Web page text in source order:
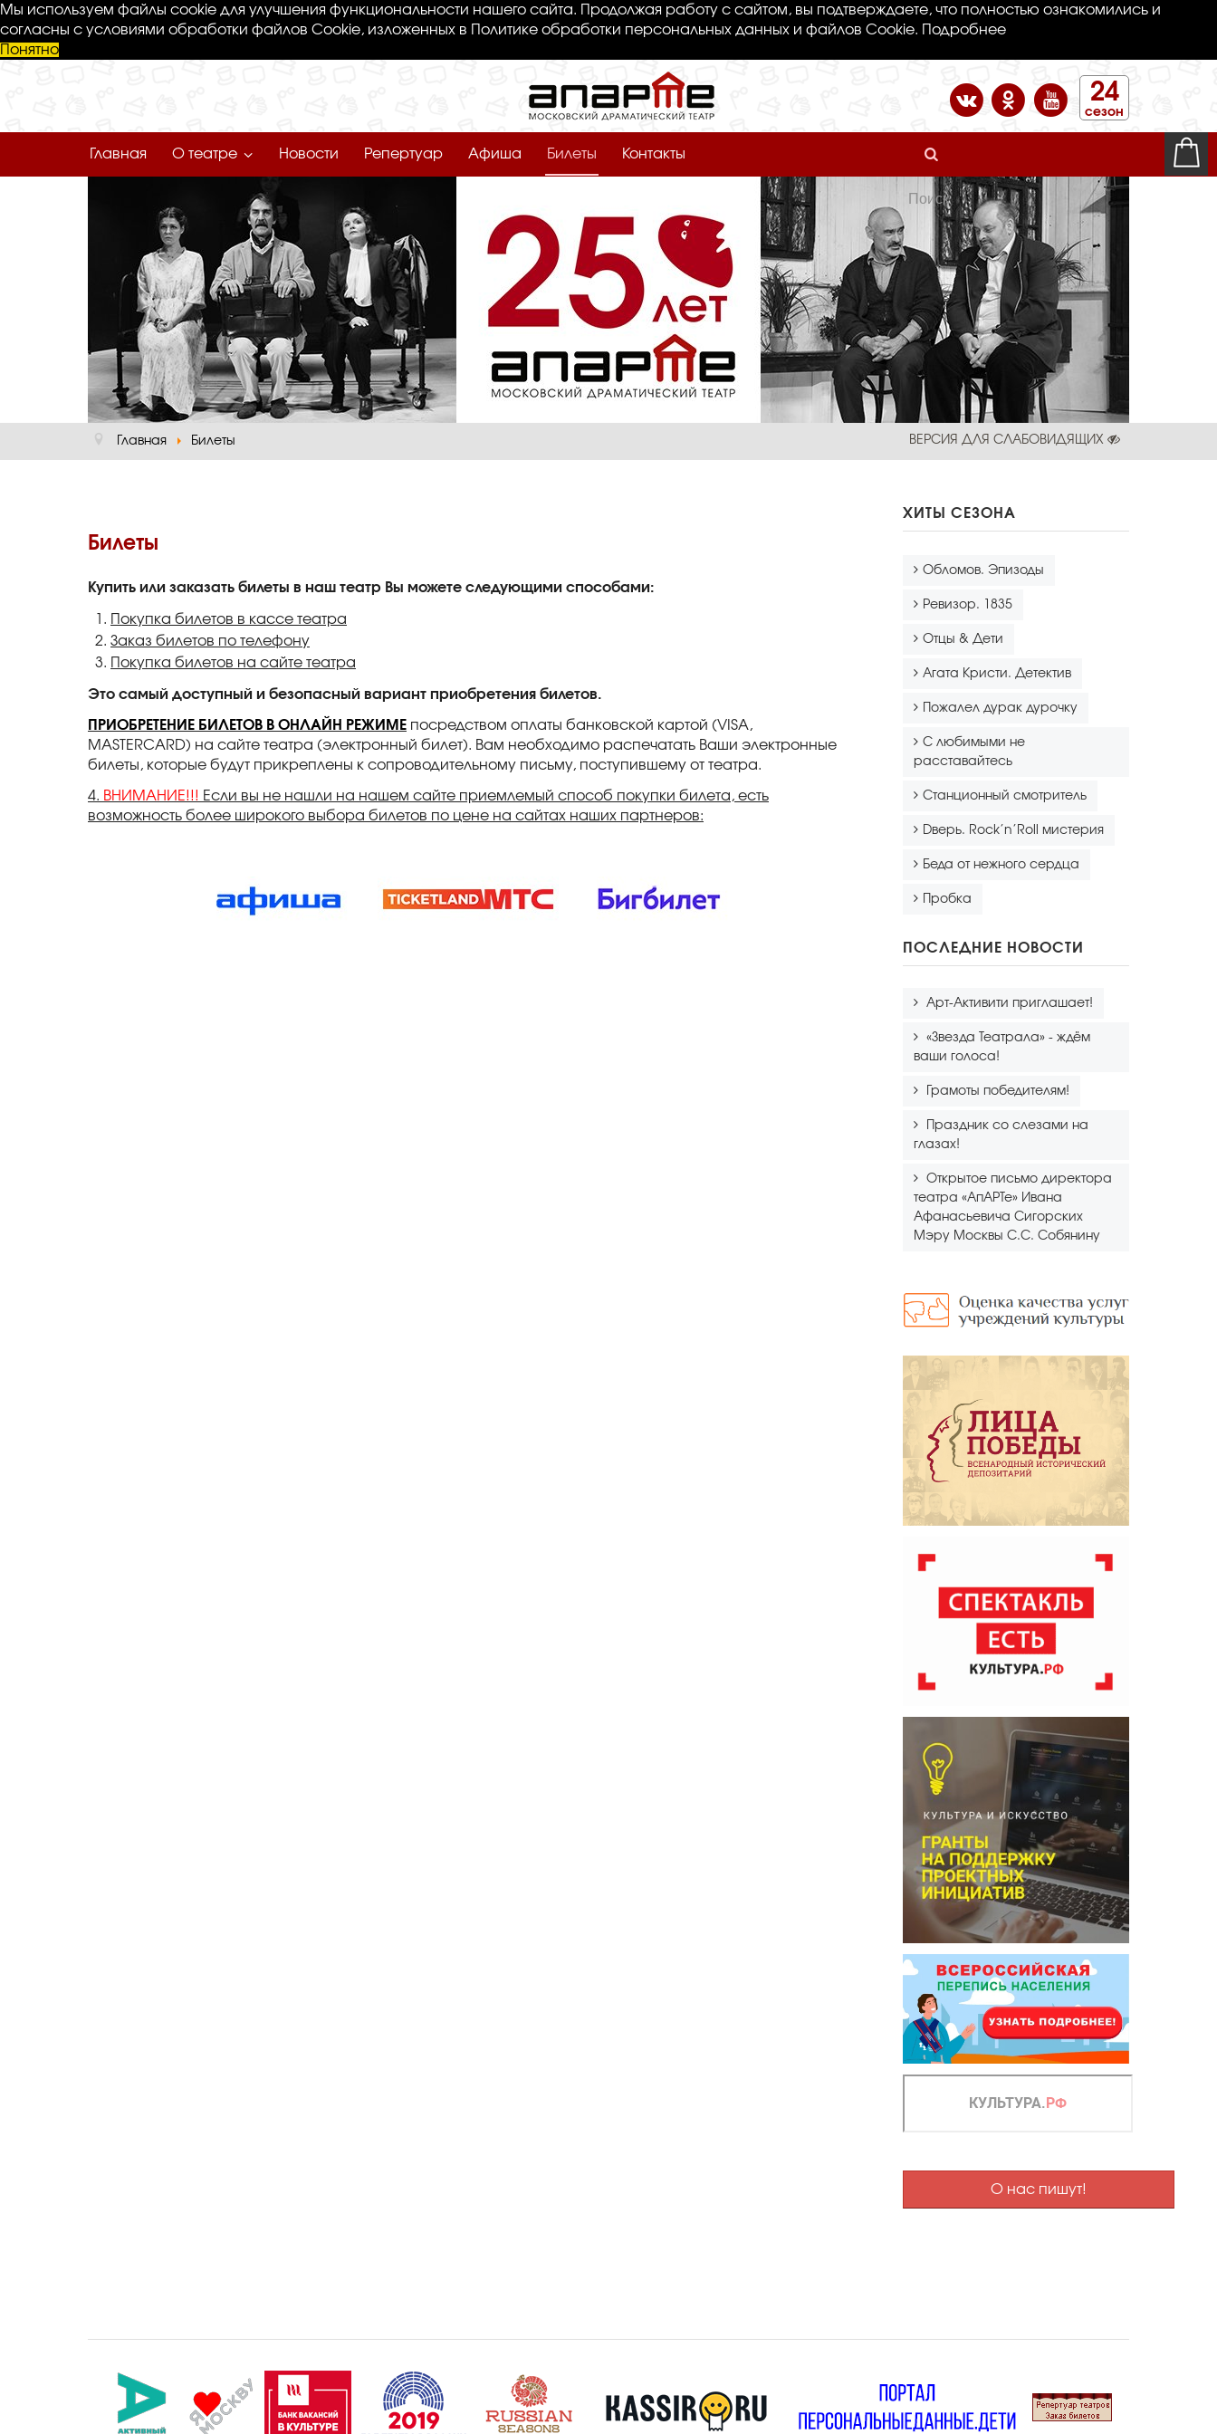
Мы используем файлы cookie для улучшения функциональности нашего сайта. Продолжая работу с сайтом, вы подтверждаете, что полностью ознакомились и
согласны с условиями обработки файлов Cookie, изложенных в Политике обработки персональных данных и файлов Cookie. Подробнее
Понятно
24
сезон
Главная О театре Новости Репертуар Афиша Билеты Контакты
Главная Билеты ВЕРСИЯ ДЛЯ СЛАБОВИДЯЩИХ
Билеты
Купить или заказать билеты в наш театр Вы можете следующими способами:
Покупка билетов в кассе театра
Заказ билетов по телефону
Покупка билетов на сайте театра
Это самый доступный и безопасный вариант приобретения билетов.
ПРИОБРЕТЕНИЕ БИЛЕТОВ В ОНЛАЙН РЕЖИМЕ посредством оплаты банковской картой (VISA,
MASTERCARD) на сайте театра (электронный билет). Вам необходимо распечатать Ваши электронные
билеты, которые будут прикреплены к сопроводительному письму, поступившему от театра.
4. ВНИМАНИЕ!!! Если вы не нашли на нашем сайте приемлемый способ покупки билета, есть
возможность более широкого выбора билетов по цене на сайтах наших партнеров:
ХИТЫ СЕЗОНА
Обломов. Эпизоды
Ревизор. 1835
Отцы & Дети
Агата Кристи. Детектив
Пожалел дурак дурочку
С любимыми не
расставайтесь
Станционный смотритель
Dверь. Rock’n’Roll мистерия
Беда от нежного сердца
Пробка
ПОСЛЕДНИЕ НОВОСТИ
Арт-Активити приглашает!
«Звезда Театрала» - ждём
ваши голоса!
Грамоты победителям!
Праздник со слезами на
глазах!
Открытое письмо директора
театра «АпАРТе» Ивана
Афанасьевича Сигорских
Мэру Москвы С.С. Собянину
О нас пишут!